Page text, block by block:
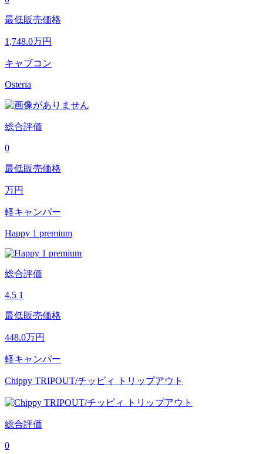
最低販売価格
1,748.0万円
キャブコン
Osteria
総合評価
0
最低販売価格
万円
軽キャンパー
Happy 1 premium
総合評価
4.5 1
最低販売価格
448.0万円
軽キャンパー
Chippy TRIPOUT/チッピィ トリップアウト
総合評価
0